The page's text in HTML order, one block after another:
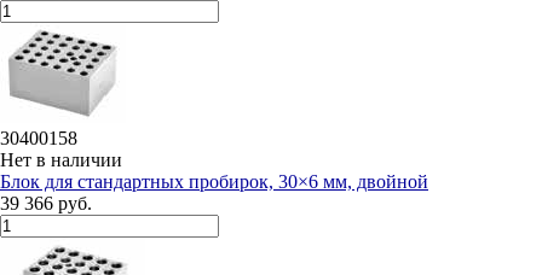
30400158
Нет в наличии
Блок для стандартных пробирок, 30×6 мм, двойной
39 366 руб.